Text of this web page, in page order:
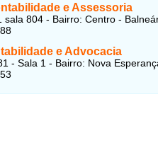
e Assessoria
sala 804 - Bairro: Centro -
e Advocacia
- Sala 1 - Bairro: Nova